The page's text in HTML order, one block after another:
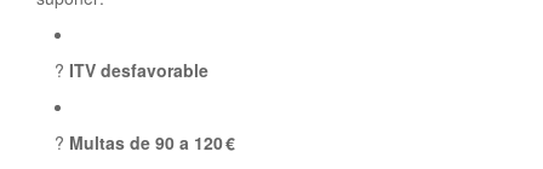
? ITV desfavorable
? Multas de 90 a 120 €